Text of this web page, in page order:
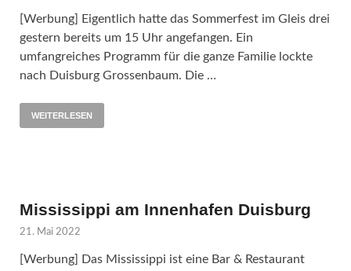
[Werbung] Eigentlich hatte das Sommerfest im Gleis drei
gestern bereits um 15 Uhr angefangen. Ein
umfangreiches Programm für die ganze Familie lockte
nach Duisburg Grossenbaum. Die …
WEITERLESEN
Mississippi am Innenhafen Duisburg
21. Mai 2022
[Werbung] Das Mississippi ist eine Bar & Restaurant